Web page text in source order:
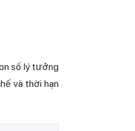
số lý tưởng
và thời hạn